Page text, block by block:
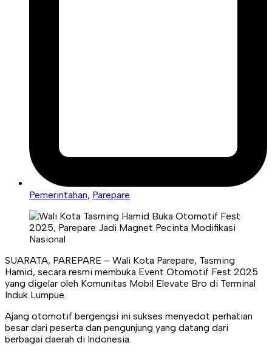
Pemerintahan, Parepare
SUARATA, PAREPARE – Wali Kota Parepare, Tasming
Hamid, secara resmi membuka Event Otomotif Fest 2025
yang digelar oleh Komunitas Mobil Elevate Bro di Terminal
Induk Lumpue.
Ajang otomotif bergengsi ini sukses menyedot perhatian
besar dari peserta dan pengunjung yang datang dari
berbagai daerah di Indonesia.